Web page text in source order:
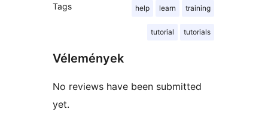
Tags help learn training
tutorial tutorials
Vélemények
No reviews have been submitted
yet.